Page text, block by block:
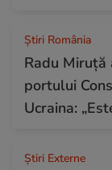
Știri România
Radu
portului
Ucraina:
Știri Externe